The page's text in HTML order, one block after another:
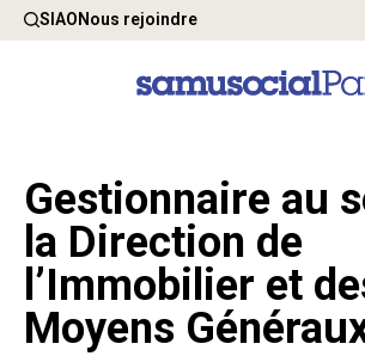
SIAONous rejoindre
Gestionnaire au
la Direction de
l’Immobilier et
Moyens